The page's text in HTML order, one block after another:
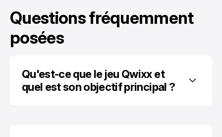
Questions fréquemment
posées
Qu'est-ce que le jeu Qwixx et
quel est son objectif principal ?